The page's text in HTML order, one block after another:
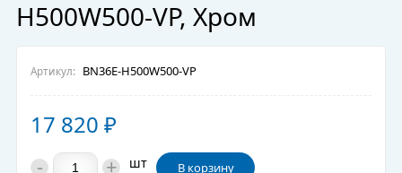
H500W500-VP, Хром
Артикул: BN36E-H500W500-VP
17 820 ₽
- + шт В корзину